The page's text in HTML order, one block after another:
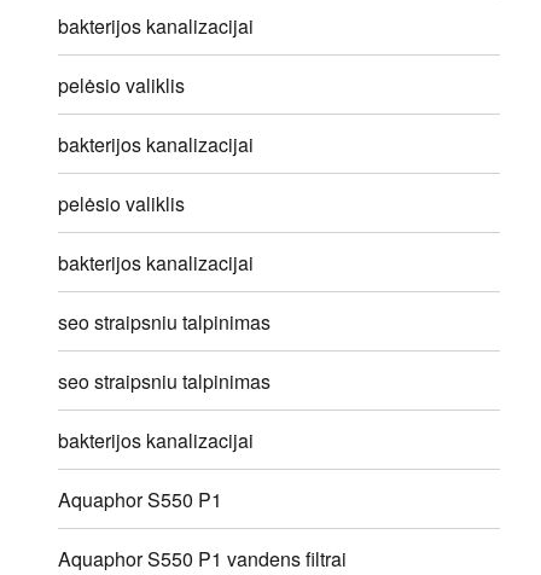
bakterijos kanalizacijai
pelėsio valiklis
bakterijos kanalizacijai
pelėsio valiklis
bakterijos kanalizacijai
seo straipsniu talpinimas
seo straipsniu talpinimas
bakterijos kanalizacijai
Aquaphor S550 P1
Aquaphor S550 P1 vandens filtrai